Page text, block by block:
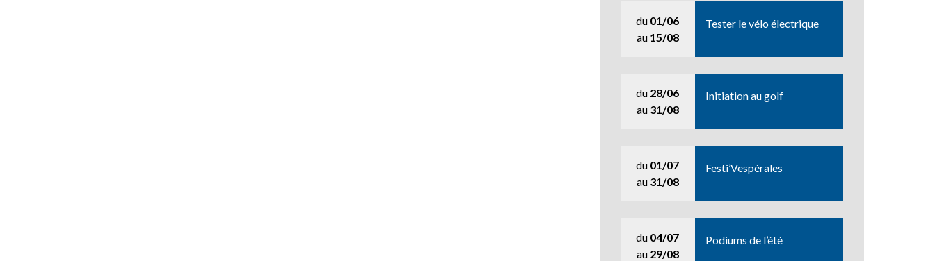
du 01/06
au 15/08
Tester le vélo électrique
du 28/06
au 31/08
Initiation au golf
du 01/07
au 31/08
Festi’Vespérales
du 04/07
au 29/08
Podiums de l’été